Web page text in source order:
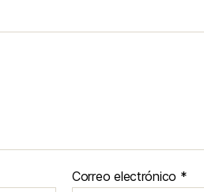
Correo electrónico *